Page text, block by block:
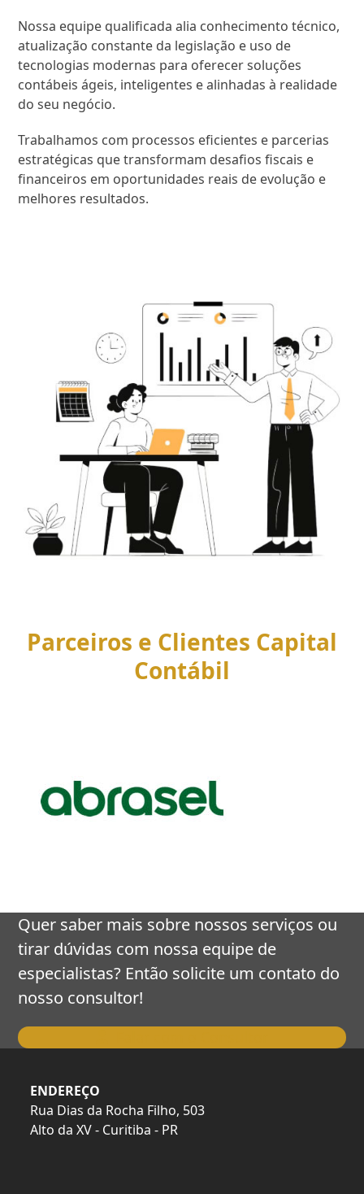
Nossa equipe qualificada alia conhecimento técnico,
atualização constante da legislação e uso de
tecnologias modernas para oferecer soluções
contábeis ágeis, inteligentes e alinhadas à realidade
do seu negócio.
Trabalhamos com processos eficientes e parcerias
estratégicas que transformam desafios fiscais e
financeiros em oportunidades reais de evolução e
melhores resultados.
Parceiros e Clientes Capital
Contábil
right
carousel
navigation
buttons
Quer saber mais sobre nossos serviços ou
tirar dúvidas com nossa equipe de
especialistas? Então solicite um contato do
nosso consultor!
ENDEREÇO
Rua Dias da Rocha Filho, 503
Alto da XV - Curitiba - PR